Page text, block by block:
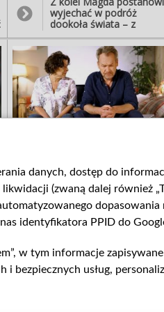
wyjechać w podróż
dookoła świata – z
Angelą…
Marczakowa pojedzie w
tajemnicy do Warszawy,
by zobaczyć męża... I
później ostro pokłóci się
przez to z Nasielskim. -
Wszystko zepsułaś!
ideałem... A łapię cię na
kłamstwie jak jakąś
durną nastolatkę!
danych, dostęp do
(zwaną dalej również
dopasowania
identyfikatora PPID do
w tym informacje
usług,